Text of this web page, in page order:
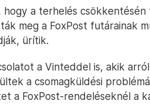
a terhelés csökkentésén
meg a FoxPost futárainak
ürítik.
a Vinteddel is, akik
a csomagküldési
a FoxPost-rendeléseknél a